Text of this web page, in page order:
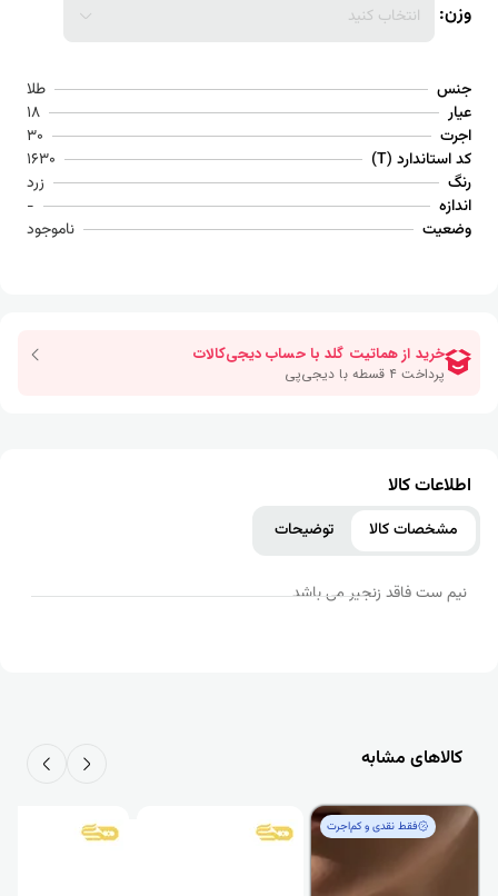
وزن: انتخاب کنید
جنس
طلا
عیار
18
اجرت
30
کد استاندارد (T)
1630
رنگ
زرد
اندازه
-
وضعیت
ناموجود
اطلاعات کالا
مشخصات کالا توضیحات
نیم ست فاقد زنجیر می باشد
کالاهای مشابه
فقط‌ نقدی و کم‌اجرت